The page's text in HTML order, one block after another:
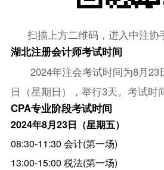
扫描上方二维码，进入中注协
湖北注册会计师考试时间
2024年注会考试时间为8月
日（星期日），举行3天。考试时
CPA专业阶段考试时间
2024年8月23日（星期五）
08:30-11:30 会计(第一场)
13:00-15:00 税法(第一场)